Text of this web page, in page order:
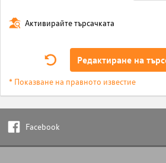
Активирайте търсачката
Редактиране на
* Показване на правното известие
Facebook